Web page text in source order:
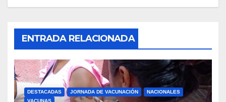
ENTRADA RELACIONADA
DESTACADAS JORNADA DE VACUNACIÓN
NACIONALES
VACUNAS